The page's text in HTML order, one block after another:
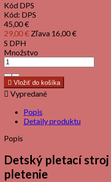
Kód DPS
Kód: DPS
45,00 €
29,00 € Zľava 16,00 €
S DPH
Množstvo
 Vložiť do košíka
 Vypredané
Popis
Detaily produktu
Popis
Detský pletací stroj
pletenie